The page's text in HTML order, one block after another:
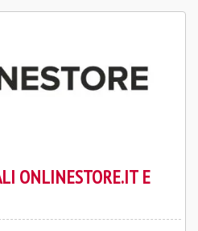
ONLINESTORE.IT E